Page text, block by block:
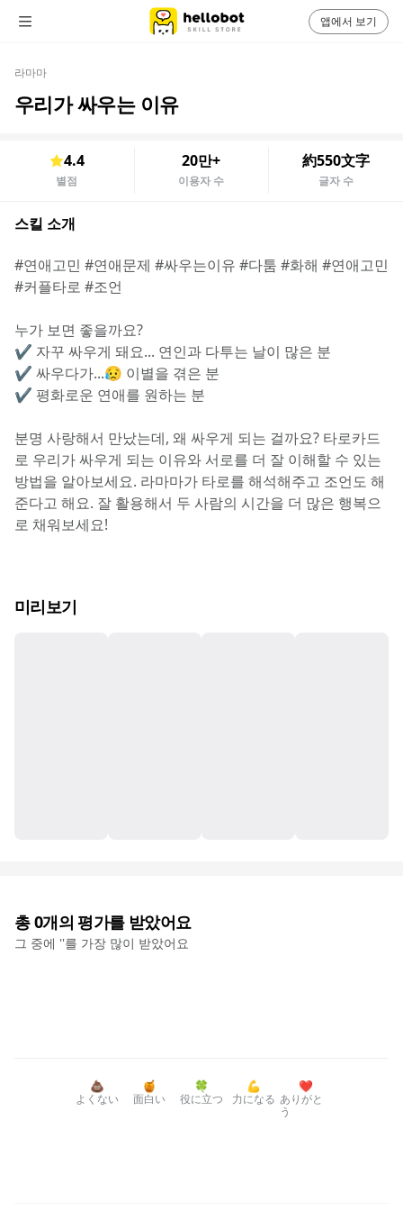
라마마
우리가 싸우는 이유
4.4
별점
20만+
이용자 수
約550文字
글자 수
스킬 소개
#연애고민 #연애문제 #싸우는이유 #다툼 #화해 #연애고민
#커플타로 #조언
누가 보면 좋을까요?
✔️ 자꾸 싸우게 돼요... 연인과 다투는 날이 많은 분
✔️ 싸우다가...😥 이별을 겪은 분
✔️ 평화로운 연애를 원하는 분
분명 사랑해서 만났는데, 왜 싸우게 되는 걸까요? 타로카드
로 우리가 싸우게 되는 이유와 서로를 더 잘 이해할 수 있는
방법을 알아보세요. 라마마가 타로를 해석해주고 조언도 해
준다고 해요. 잘 활용해서 두 사람의 시간을 더 많은 행복으
로 채워보세요!
미리보기
총0개의 평가를 받았어요
그 중에 ''를 가장 많이 받았어요
💩
よくない
🍯
面白い
🍀
役に立つ
💪
力になる
❤️
ありがと
う
앱에서 보기